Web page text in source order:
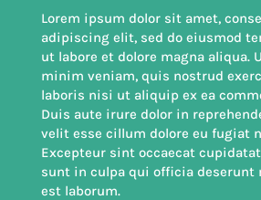
Lorem ipsum dolor sit amet,
adipiscing elit, sed do eiusmod
ut labore et dolore magna aliqua.
minim veniam, quis nostrud
laboris nisi ut aliquip ex ea
Duis aute irure dolor in
velit esse cillum dolore eu fugiat
Excepteur sint occaecat
sunt in culpa qui officia deserunt
est laborum.